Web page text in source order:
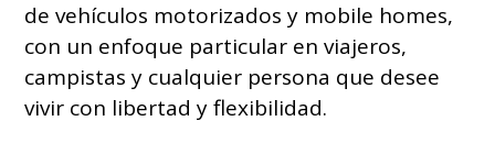
de vehículos motorizados y mobile homes,
con un enfoque particular en viajeros,
campistas y cualquier persona que desee
vivir con libertad y flexibilidad.